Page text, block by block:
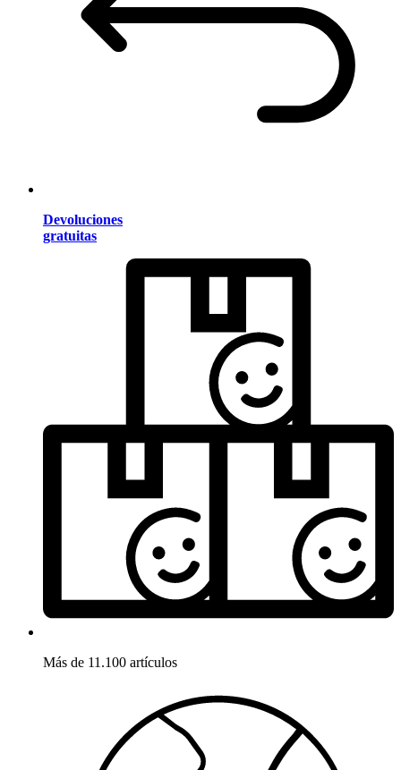
Devoluciones
gratuitas
Más de 11.100 artículos